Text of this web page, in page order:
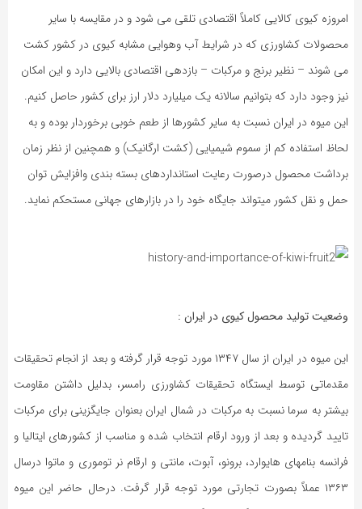
امروزه کیوی کالایی کاملاً اقتصادی تلقی می شود و در مقایسه با سایر
محصولات کشاورزی که در شرایط آب وهوایی مشابه کیوی در کشور کشت
می شوند – نظیر برنج و مرکبات – بازدهی اقتصادی بالایی دارد و این امکان
نیز وجود دارد که بتوانیم سالانه یک میلیارد دلار ارز برای کشور حاصل کنیم.
این میوه در ایران نسبت به سایر کشورها از طعم خوبی برخوردار بوده و به
لحاظ استفاده کم از سموم شیمیایی (کشت ارگانیک) و همچنین از نظر زمان
برداشت محصول درصورت رعایت استانداردهای بسته بندی وافزایش توان
حمل و نقل کشور میتواند جایگاه خود را در بازارهای جهانی مستحکم نماید.
وضعیت تولید محصول کیوی در ایران :
این میوه در ایران از سال ۱۳۴۷ مورد توجه قرار گرفته و بعد از انجام تحقیقات
مقدماتی توسط ایستگاه تحقیقات کشاورزی رامسر، بدلیل داشتن مقاومت
بیشتر به سرما نسبت به مرکبات در شمال ایران بعنوان جایگزینی برای مرکبات
تایید گردیده و بعد از ورود ارقام انتخاب شده و مناسب از کشورهای ایتالیا و
فرانسه بنامهای هایوارد، برونو، آبوت، مانتی و ارقام نر توموری و ماتوا درسال
۱۳۶۳ عملاً بصورت تجارتی مورد توجه قرار گرفت. درحال حاضر این میوه